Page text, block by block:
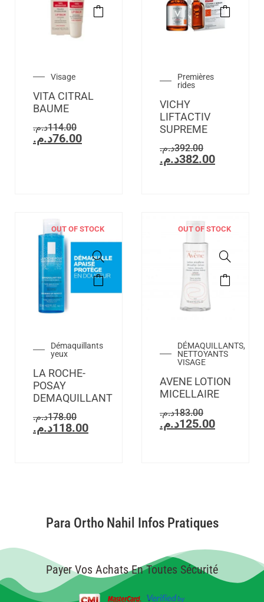
Visage
VITA CITRAL
BAUME
114.00د.م.
76.00د.م.
Premières
rides
VICHY
LIFTACTIV
SUPREME
392.00د.م.
382.00د.م.
OUT OF STOCK
Démaquillants
yeux
LA ROCHE-
POSAY
DEMAQUILLANT
178.00د.م.
118.00د.م.
OUT OF STOCK
DÉMAQUILLANTS,
NETTOYANTS
VISAGE
AVENE LOTION
MICELLAIRE
183.00د.م.
125.00د.م.
Para Ortho Nahil Infos Pratiques
Payer Vos Achats En Toutes Sécurité